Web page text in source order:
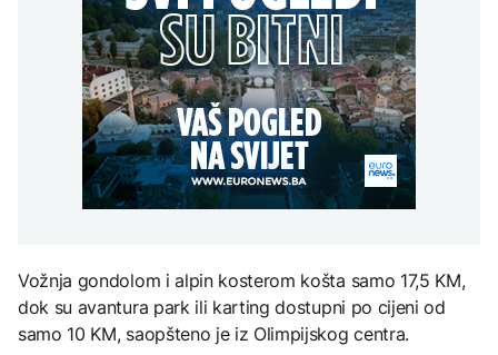
zastupljenosti u
institucijama BiH:
Konaković otvorio
pitanje, Košarac traži
odgovore
AKTUELNO
Sukob oko
zastupljenosti u
institucijama BiH:
Konaković otvorio
pitanje, Košarac traži
odgovore
AKTUELNO
Europol: U Srbiji i
Njemačkoj uhapšeni
krijumčari koji su
prebacivali migrante iz
Sirije
Kallas: EU uvela nove
sankcije za pet osoba
povezanih s ruskim
vojno-industrijskim
kompleksom
FOKUS
Svjetske cijene hrane
najviše u posljednje tri
godine
djece moraju platiti 942
miliona dolara
KULTURA
Rat i pijesak prijete
drevnim piramidama
Meroe u Sudanu
ZANIMLJIVOSTI
Rihanna radi na novom
albumu
Vožnja gondolom i alpin kosterom košta samo 17,5 KM,
dok su avantura park ili karting dostupni po cijeni od
samo 10 KM, saopšteno je iz Olimpijskog centra.